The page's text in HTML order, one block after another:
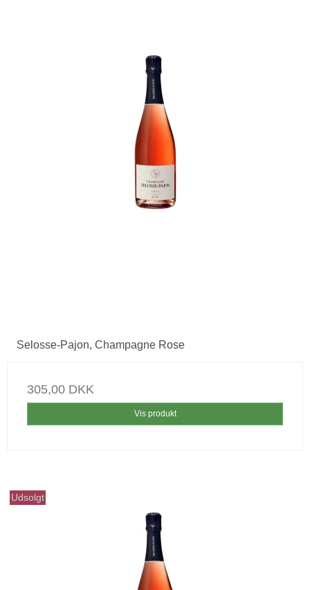
Selosse-Pajon, Champagne Rose
305,00 DKK
Vis produkt
Udsolgt